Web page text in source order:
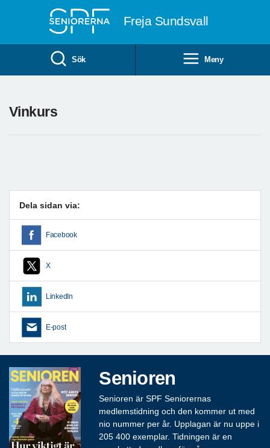
Freja Sundsvall
Sök Meny
Vinkurs
Dela sidan via:
Facebook
X
LinkedIn
E-post
Senioren
Senioren är SPF Seniorernas
medlemstidning och den kommer ut med
nio nummer per år. Upplagan är nu uppe i
205 400 exemplar. Tidningen är en